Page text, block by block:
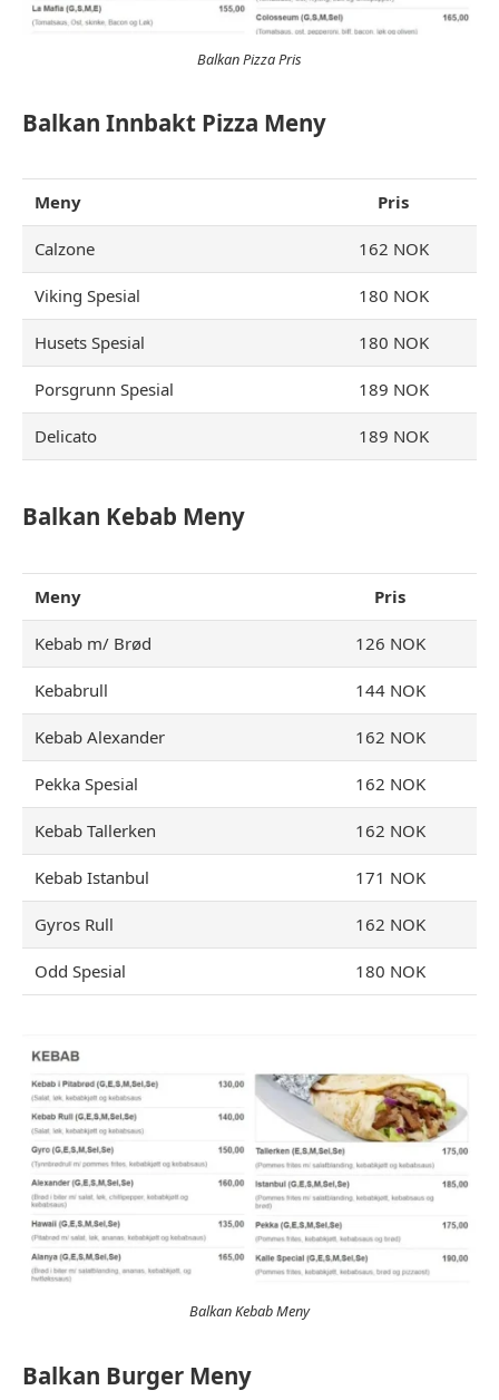
Balkan Pizza Pris
Balkan Innbakt Pizza Meny
Meny Pris
Calzone 162 NOK
Viking Spesial 180 NOK
Husets Spesial 180 NOK
Porsgrunn Spesial 189 NOK
Delicato 189 NOK
Balkan Kebab Meny
Meny Pris
Kebab m/ Brød 126 NOK
Kebabrull 144 NOK
Kebab Alexander 162 NOK
Pekka Spesial 162 NOK
Kebab Tallerken 162 NOK
Kebab Istanbul 171 NOK
Gyros Rull 162 NOK
Odd Spesial 180 NOK
Balkan Kebab Meny
Balkan Burger Meny